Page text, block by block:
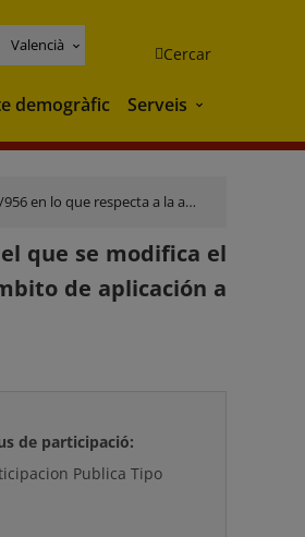
Valencià Cercar
demogràfic Serveis Serveis
y a las medidas contra la elusión
que se modifica el
de aplicación a
de participació:
Publica Tipo